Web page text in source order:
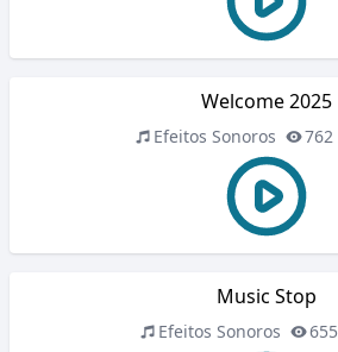
Welcome 2025
Efeitos Sonoros 762
Music Stop
Efeitos Sonoros 655